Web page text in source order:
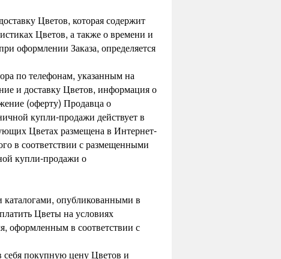
Цветов, которая содержит
Цветов, а также о времени и
оформлении Заказа, определяется
по телефонам, указанным на
и доставку Цветов, информация о
(оферту) Продавца о
купли-продажи действует в
Цветах размещена в Интернет-
в соответствии с размещенными
купли-продажи о
каталогами, опубликованными в
Цветы на условиях
оформленным в соответствии с
себя покупную цену Цветов и